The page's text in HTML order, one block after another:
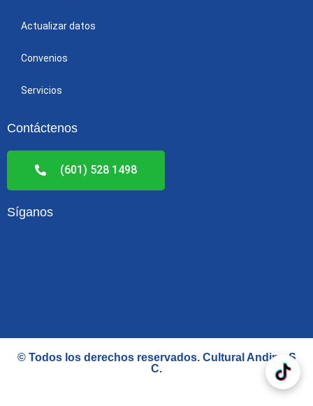
Actualizar datos
Convenios
Servicios
Contáctenos
(601) 528 1498
Síganos
e k
© Todos los derechos reservados. Cultural Andino S
C.